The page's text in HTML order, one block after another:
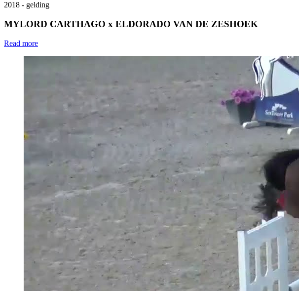
2018 - gelding
MYLORD CARTHAGO x ELDORADO VAN DE ZESHOEK
Read more